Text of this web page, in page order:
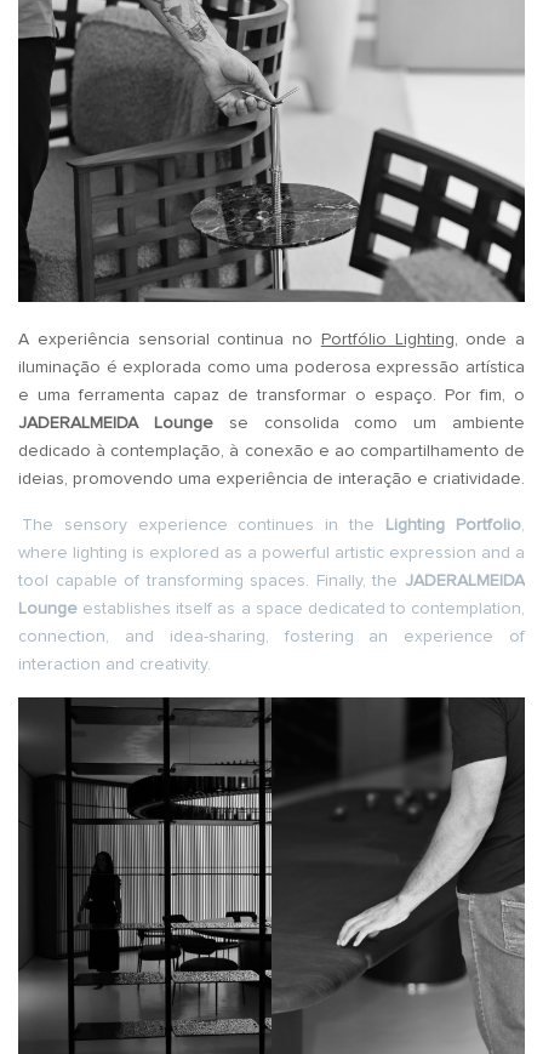
A experiência sensorial continua no Portfólio Lighting , onde a
iluminação é explorada como uma poderosa expressão artística
e uma ferramenta capaz de transformar o espaço. Por fim, o
JADERALMEIDA Loungese consolida como um ambiente
dedicado à contemplação, à conexão e ao compartilhamento de
ideias, promovendo uma experiência de interação e criatividade.
The sensory experience continues in the Lighting Portfolio
where lighting is explored as a powerful artistic expression and a
tool capable of transforming spaces. Finally, the JADERALMEIDA
Lounge establishes itself as a space dedicated to contemplation,
connection, and idea-sharing, fostering an experience of
interaction and creativity.